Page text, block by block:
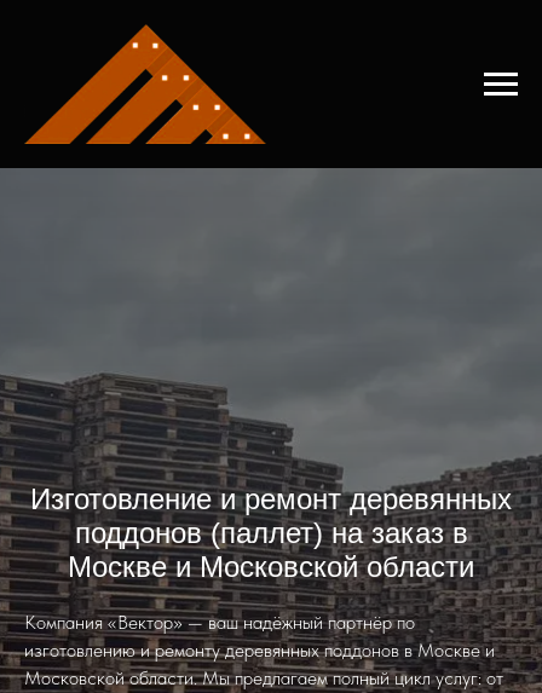
Изготовление и ремонт деревянных
поддонов (паллет) на заказ в
Москве и Московской области
Компания «Вектор» — ваш надёжный партнёр по
изготовлению и ремонту деревянных поддонов в Москве и
Московской области. Мы предлагаем полный цикл услуг: от